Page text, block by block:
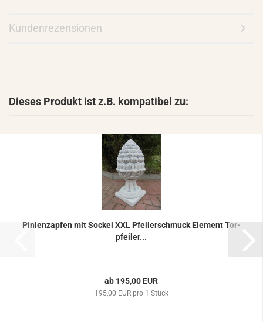
Kundenrezensionen
Dieses Produkt ist z.B. kompatibel zu:
Pi­ni­en­zap­fen mit So­ckel XXL Pfei­ler­schmuck Ele­ment Tor­
pfei­ler...
ab 195,00 EUR
195,00 EUR pro 1 Stück